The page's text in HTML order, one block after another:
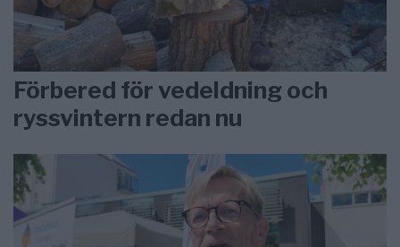
Förbered för vedeldning och
ryssvintern redan nu